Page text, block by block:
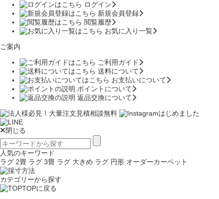
ログイン
新規会員登録
閲覧履歴
お気に入り一覧
ご案内
ご利用ガイド
送料について
お支払いについて
ポイントについて
返品交換について
閉じる
人気のキーワード
ラグ 2畳 ラグ 3畳 ラグ 大きめ ラグ 円形 オーダーカーペット
カテゴリーから探す
TOPに戻る